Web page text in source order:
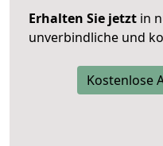
Erhalten Sie jetzt in
unverbindliche und
Kostenlose